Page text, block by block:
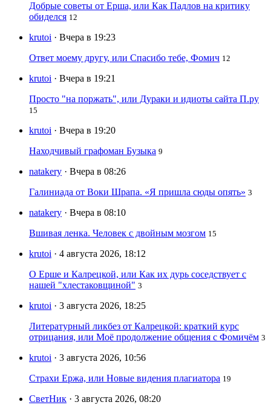
Добрые советы от Ерша, или Как Падлов на критику
обиделся 12
krutoi · Вчера в 19:23
Ответ моему другу, или Спасибо тебе, Фомич 12
krutoi · Вчера в 19:21
Просто "на поржать", или Дураки и идиоты сайта П.ру
15
krutoi · Вчера в 19:20
Находчивый графоман Бузыка 9
natakery · Вчера в 08:26
Галиниада от Воки Шрапа. «Я пришла сюды опять» 3
natakery · Вчера в 08:10
Вшивая ленка. Человек с двойным мозгом 15
krutoi · 4 августа 2026, 18:12
О Ерше и Калрецкой, или Как их дурь соседствует с
нашей "хлестаковщиной" 3
krutoi · 3 августа 2026, 18:25
Литературный ликбез от Калрецкой: краткий курс
отрицания, или Моё продолжение общения с Фомичём 3
krutoi · 3 августа 2026, 10:56
Страхи Ержа, или Новые видения плагиатора 19
СветНик · 3 августа 2026, 08:20